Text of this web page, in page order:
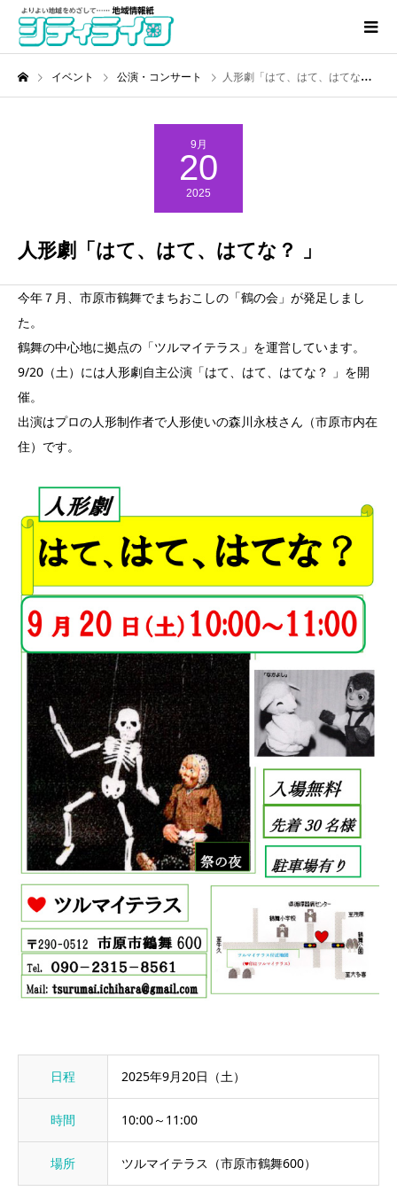
イベント 公演・コンサート 人形劇「はて、はて、はてな？ 」
9月
20
2025
人形劇「はて、はて、はてな？ 」
今年７月、市原市鶴舞でまちおこしの「鶴の会」が発足しまし
た。
鶴舞の中心地に拠点の「ツルマイテラス」を運営しています。
9/20（土）には人形劇自主公演「はて、はて、はてな？ 」を開
催。
出演はプロの人形制作者で人形使いの森川永枝さん（市原市内在
住）です。
日程 2025年9月20日（土）
時間 10:00～11:00
場所 ツルマイテラス（市原市鶴舞600）